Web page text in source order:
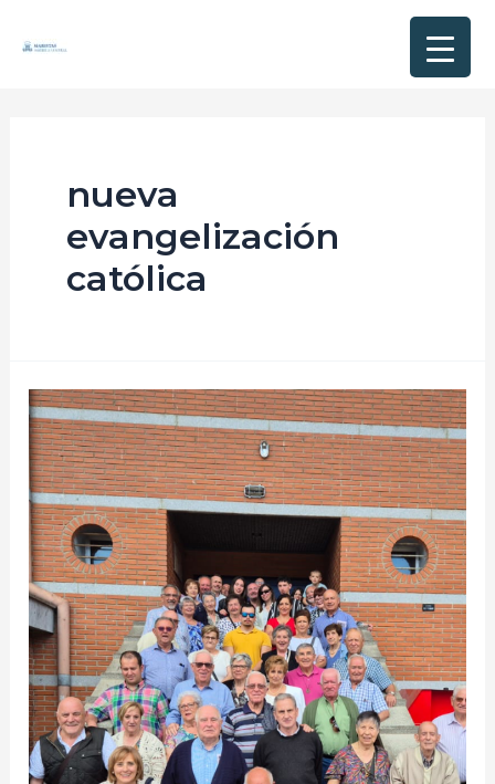
nueva
evangelización
católica